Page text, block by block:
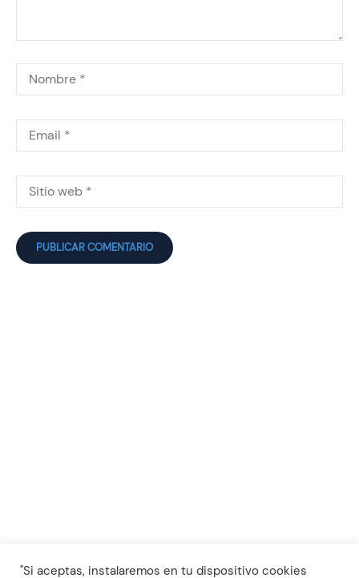
Declaración de Accesibilidad
"Si aceptas, instalaremos en tu dispositivo cookies